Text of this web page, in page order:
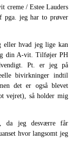
creme / Estee Lauders
pga. jeg har to prøver
eller hvad jeg lige kan
din A-vit. Tilføjer PH
Pt. er jeg på
bivirkninger indtil
det er også blevet
vejret), så holder mig
da jeg desværre får
hvor langsomt jeg